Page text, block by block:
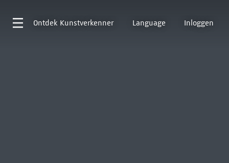
Ontdek Kunstverkenner Language Inloggen